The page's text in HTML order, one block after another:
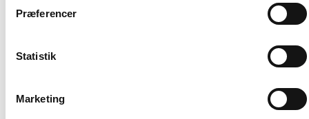
Præferencer
Statistik
Marketing
Af samme forfatter